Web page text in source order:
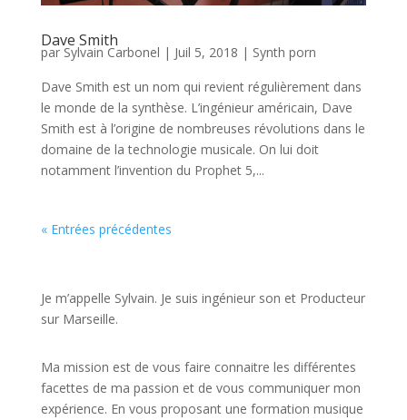
Dave Smith
par Sylvain Carbonel | Juil 5, 2018 | Synth porn
Dave Smith est un nom qui revient régulièrement dans
le monde de la synthèse. L’ingénieur américain, Dave
Smith est à l’origine de nombreuses révolutions dans le
domaine de la technologie musicale. On lui doit
notamment l’invention du Prophet 5,...
« Entrées précédentes
Je m’appelle Sylvain. Je suis ingénieur son et Producteur
sur Marseille.
Ma mission est de vous faire connaitre les différentes
facettes de ma passion et de vous communiquer mon
expérience. En vous proposant une formation musique